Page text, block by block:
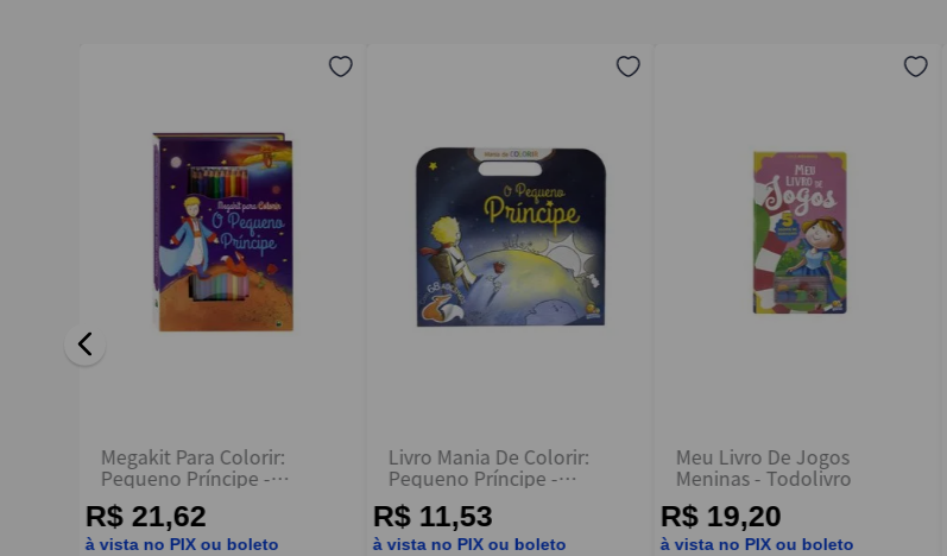
Escreva uma avaliação
Megakit Para Colorir:
Pequeno Príncipe -
Todolivro
R$ 21,62
à vista no PIX ou boleto
Livro Mania De Colorir:
Pequeno Príncipe -
Todolivro
R$ 11,53
à vista no PIX ou boleto
Meu Livro De Jogos
Meninas - Todolivro
R$ 19,20
à vista no PIX ou boleto